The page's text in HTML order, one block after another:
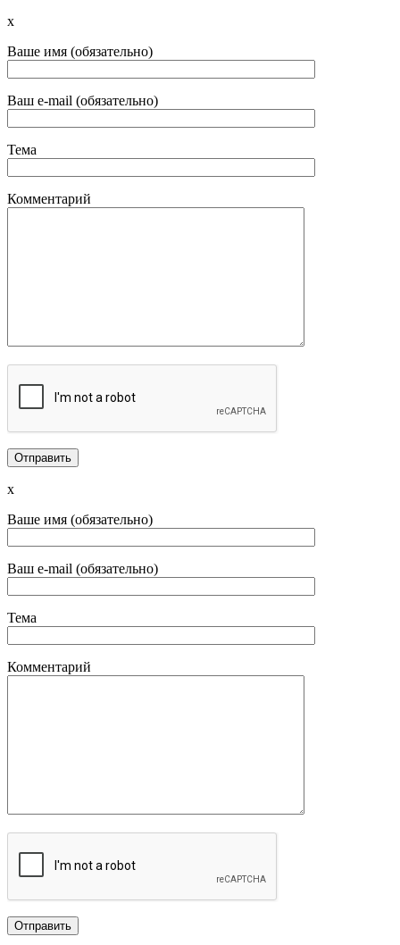
x
Ваше имя (обязательно)
Ваш e-mail (обязательно)
Тема
Комментарий
x
Ваше имя (обязательно)
Ваш e-mail (обязательно)
Тема
Комментарий